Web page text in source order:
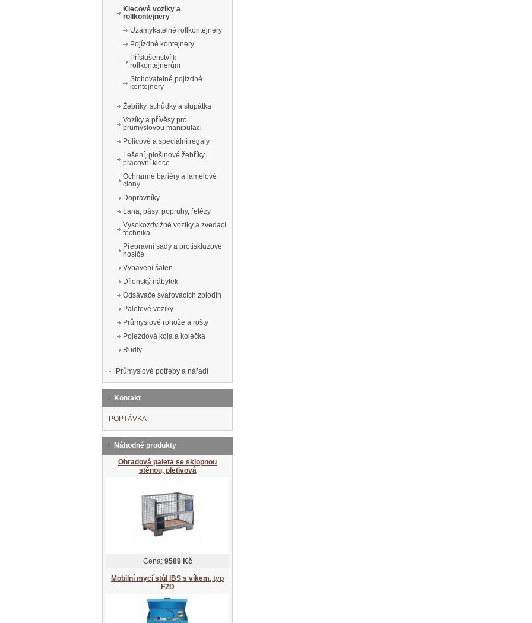
Klecové vozíky a
rollkontejnery
Uzamykatelné rollkontejnery
Pojízdné kontejnery
Příslušenství k
rollkontejnerům
Stohovatelné pojízdné
kontejnery
Žebříky, schůdky a stupátka
Vozíky a přívěsy pro
průmyslovou manipulaci
Policové a speciální regály
Lešení, plošinové žebříky,
pracovní klece
Ochranné bariéry a lamelové
clony
Dopravníky
Lana, pásy, popruhy, řetězy
Vysokozdvižné vozíky a zvedací
technika
Přepravní sady a protiskluzové
nosiče
Vybavení šaten
Dílenský nábytek
Odsávače svařovacích zplodin
Paletové vozíky
Průmyslové rohože a rošty
Pojezdová kola a kolečka
Rudly
Průmyslové potřeby a nářadí
Kontakt
POPTÁVKA
Náhodné produkty
Ohradová paleta se sklopnou
stěnou, pletivová
Cena: 9589 Kč
Mobilní mycí stůl IBS s víkem, typ
F2D